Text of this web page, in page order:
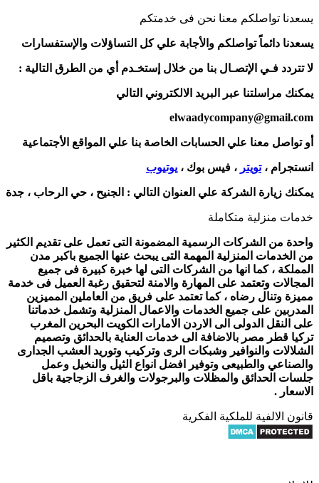
يسعدنا تواصلكم معنا نحن فى خدمتكم
يسعدنا دائماً تواصلكم والأجابة علي كل التساؤلات والإستفسارات
لا تتردد فـي الإتصـال بنا من خلال إستخـدم أي من الطرق التالية :
يمكنك مراسلتنا عبر البريد الالكتروني التالي
elwaadycompany@gmail.com
أو تواصل معنا علي الحسابات الخاصة بنا علي المواقع الأجتماعية
انستجرام ،تويتر ، فيس بوك ، يوتيوب
يمكنك زيارة الشركة علي العنوان التالي : الجنيح ، حي الرحاب ، جدة
خدمات منزلية متكاملة
واحدة من الشركات الرسمية المضمونة التى تعمل على تقديم الكثير
من الخدمات المنزلية المهمة التى يبحث عنها الجميع باكبر مدن
المملكة ، كما انها من الشركات التى لها خبرة كبيرة فى جميع
المجالات وتعتمد على المهارة والامنة لتحقيق رغبة العميل فى خدمة
مميزة وتنال رضاه ، كما تعتمد على فريق من العاملين المميزين
المدربين على جميع الخدمات والاعمال المنزلية وتشمل خدماتنا
على النقل الدولى الى الاردن الامارات الكويت البحرين المغرب
تركيا قطر مصر بالاضافة الى خدمات العناية بالحدائق وتصميم
الشلالات والنوافير وشبكات الرى وتركيب وتوريد العشب الجدارى
والصناعي والطبيعى وتوفير افضل انواع الثيل والنخيل وعمل
جلسات الحدائق والمظلات والبرجولات والغرف الزجاجية باقل
الاسعار .
قانون الالفية للملكية الفكرية